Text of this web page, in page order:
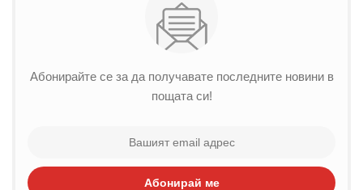
Абонирайте се за да получавате последните новини в
пощата си!
Абонирай ме